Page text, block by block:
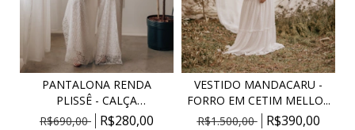
PANTALONA RENDA
PLISSÊ - CALÇA
PANTALONA...
R$690,00 R$280,00
VESTIDO MANDACARU -
FORRO EM CETIM MELLO...
R$1.500,00
R$390,00